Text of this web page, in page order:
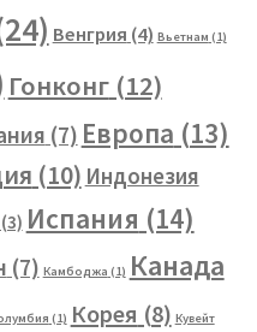
Венгрия (4) Вьетнам (1)
Гонконг(12)
(7) Европа (13)
(10) Индонезия
(3) Испания (14)
(7) Камбоджа (1) Канада
(1) Корея (8) Кувейт